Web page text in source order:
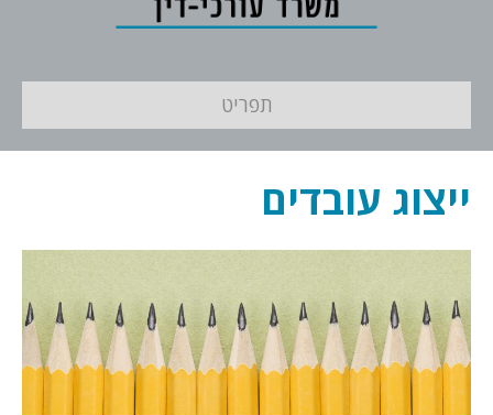
תפריט
ייצוג עובדים